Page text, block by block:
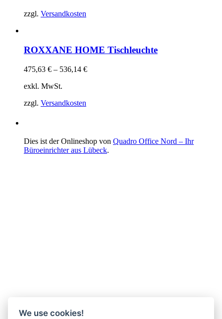
zzgl. Versandkosten
ROXXANE HOME Tischleuchte
475,63 € – 536,14 €
exkl. MwSt.
zzgl. Versandkosten
Dies ist der Onlineshop von Quadro Office Nord – Ihr
Büroeinrichter aus Lübeck.
We use cookies!